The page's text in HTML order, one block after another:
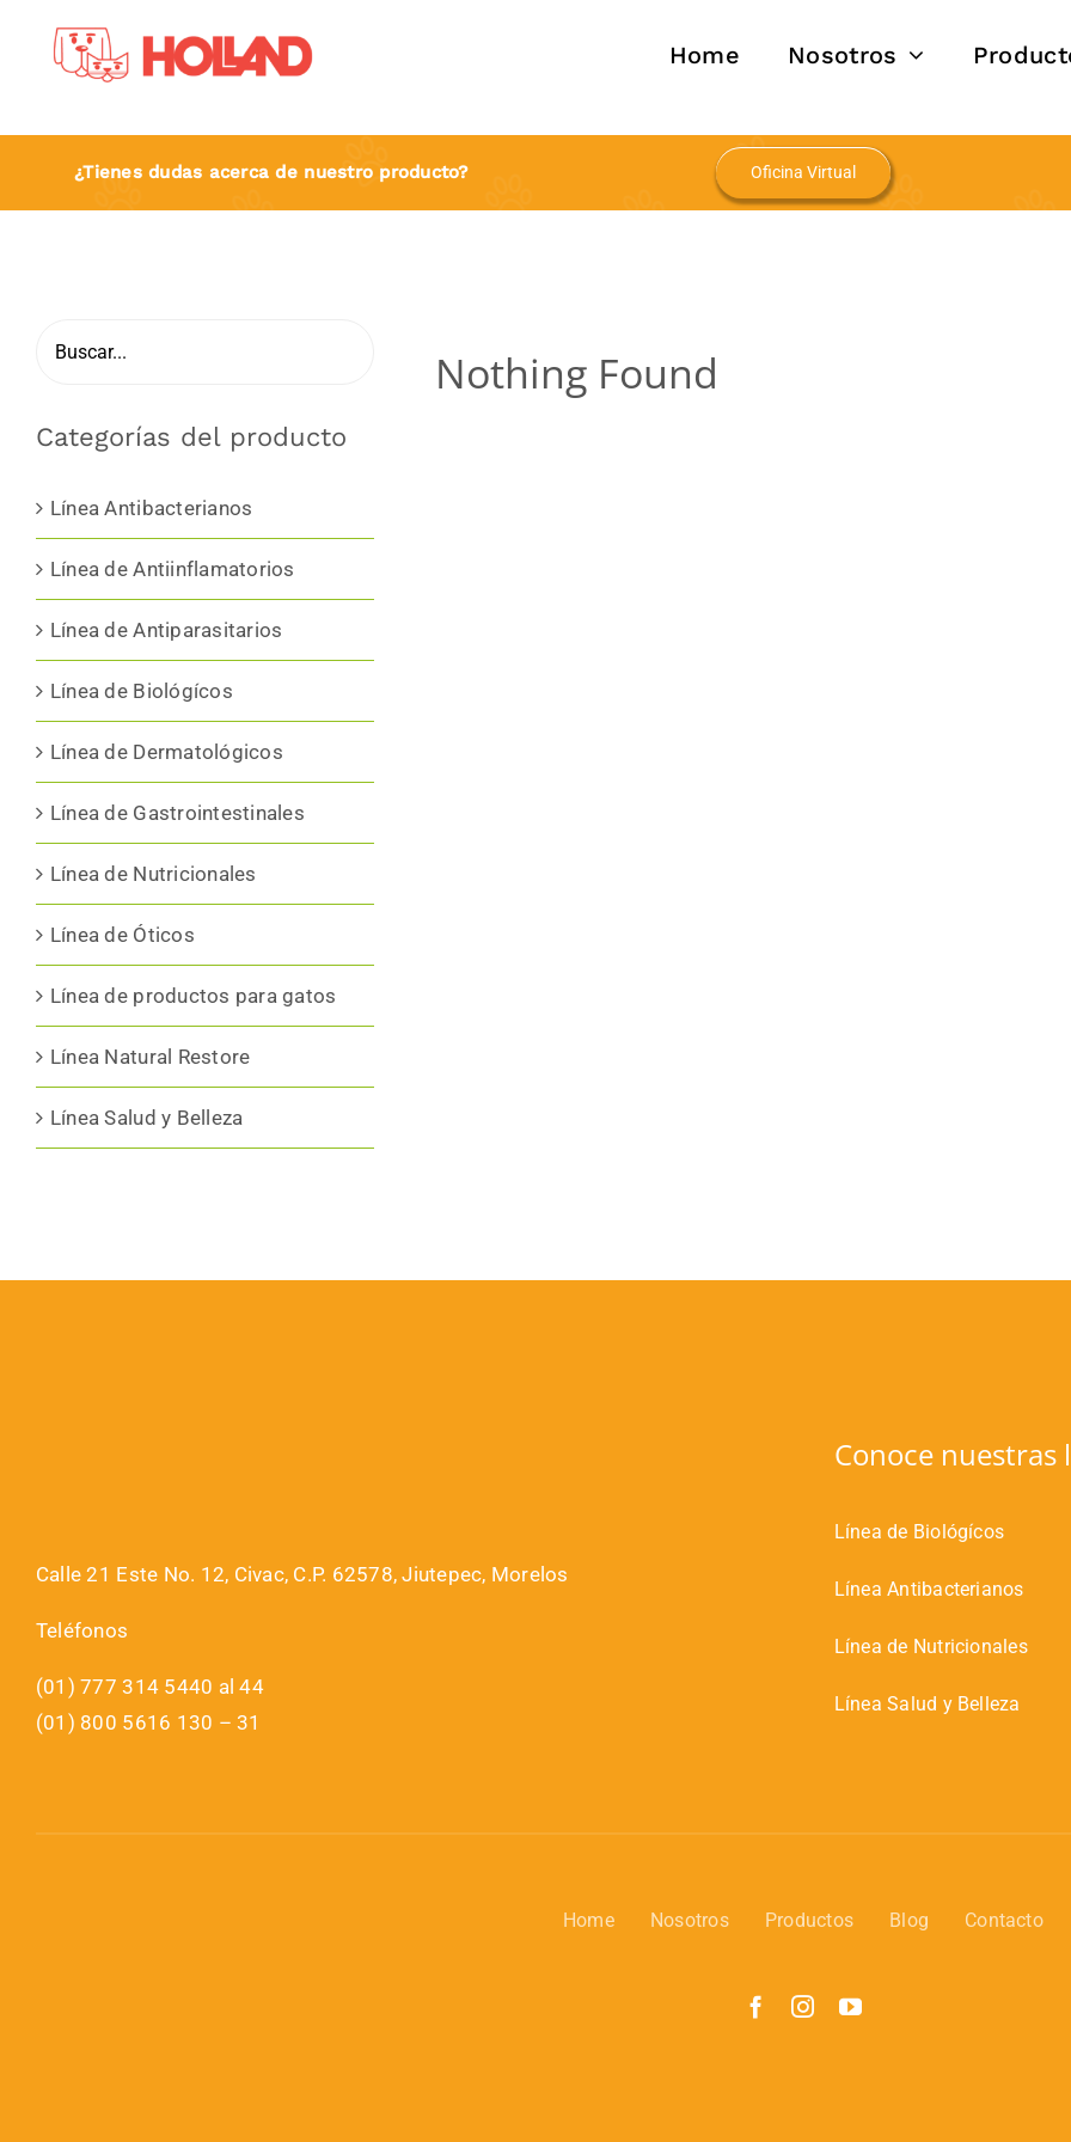
Home Nosotros
¿Tienes dudas acerca de nuestro producto? Oficina Virtual
Categorías del producto
Línea Antibacterianos
Línea de Antiinflamatorios
Línea de Antiparasitarios
Línea de Biológícos
Línea de Dermatológicos
Línea de Gastrointestinales
Línea de Nutricionales
Línea de Óticos
Línea de productos para gatos
Línea Natural Restore
Línea Salud y Belleza
Nothing Found
Calle 21 Este No. 12, Civac, C.P. 62578, Jiutepec, Morelos
Teléfonos
(01) 777 314 5440 al 44
(01) 800 5616 130 – 31
Conoce nuestras
Línea de Biológícos
Línea Antibacterianos
Línea de Nutricionales
Línea Salud y Belleza
Home Nosotros Productos Blog Contacto